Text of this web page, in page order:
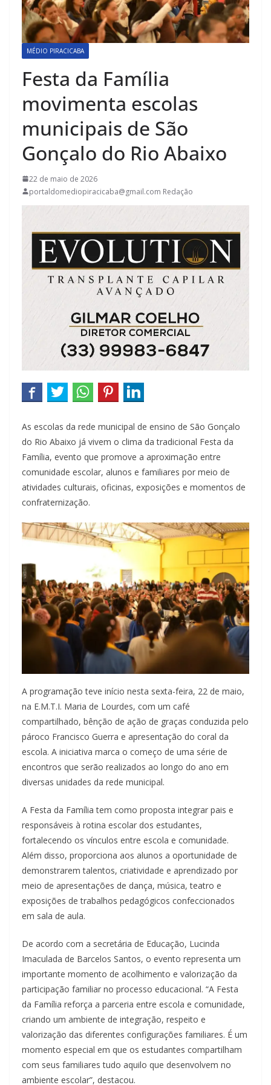
MÉDIO PIRACICABA
Festa da Família
movimenta escolas
municipais de São
Gonçalo do Rio Abaixo
22 de maio de 2026
portaldomediopiracicaba@gmail.com Redação
As escolas da rede municipal de ensino de São Gonçalo
do Rio Abaixo já vivem o clima da tradicional Festa da
Família, evento que promove a aproximação entre
comunidade escolar, alunos e familiares por meio de
atividades culturais, oficinas, exposições e momentos de
confraternização.
A programação teve início nesta sexta-feira, 22 de maio,
na E.M.T.I. Maria de Lourdes, com um café
compartilhado, bênção de ação de graças conduzida pelo
pároco Francisco Guerra e apresentação do coral da
escola. A iniciativa marca o começo de uma série de
encontros que serão realizados ao longo do ano em
diversas unidades da rede municipal.
A Festa da Família tem como proposta integrar pais e
responsáveis à rotina escolar dos estudantes,
fortalecendo os vínculos entre escola e comunidade.
Além disso, proporciona aos alunos a oportunidade de
demonstrarem talentos, criatividade e aprendizado por
meio de apresentações de dança, música, teatro e
exposições de trabalhos pedagógicos confeccionados
em sala de aula.
De acordo com a secretária de Educação, Lucinda
Imaculada de Barcelos Santos, o evento representa um
importante momento de acolhimento e valorização da
participação familiar no processo educacional. “A Festa
da Família reforça a parceria entre escola e comunidade,
criando um ambiente de integração, respeito e
valorização das diferentes configurações familiares. É um
momento especial em que os estudantes compartilham
com seus familiares tudo aquilo que desenvolvem no
ambiente escolar”, destacou.